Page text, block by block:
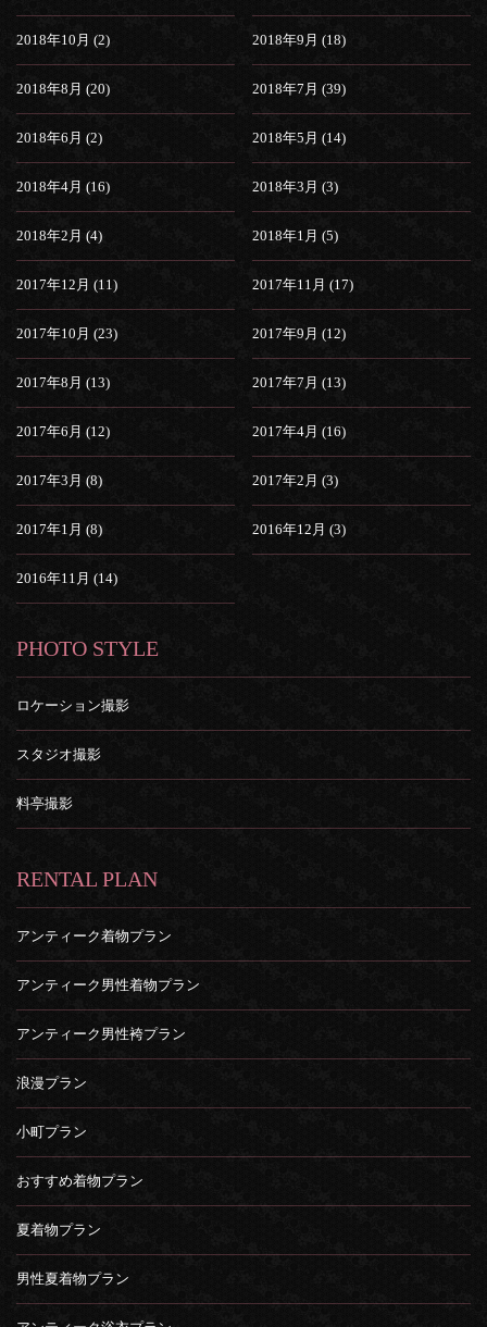
2018年10月 (2) 2018年9月 (18)
2018年8月 (20) 2018年7月 (39)
2018年6月 (2) 2018年5月 (14)
2018年4月 (16) 2018年3月 (3)
2018年2月 (4) 2018年1月 (5)
2017年12月 (11) 2017年11月 (17)
2017年10月 (23) 2017年9月 (12)
2017年8月 (13) 2017年7月 (13)
2017年6月 (12) 2017年4月 (16)
2017年3月 (8) 2017年2月 (3)
2017年1月 (8) 2016年12月 (3)
2016年11月 (14)
PHOTO STYLE
ロケーション撮影
スタジオ撮影
料亭撮影
RENTAL PLAN
アンティーク着物プラン
アンティーク男性着物プラン
アンティーク男性袴プラン
浪漫プラン
小町プラン
おすすめ着物プラン
夏着物プラン
男性夏着物プラン